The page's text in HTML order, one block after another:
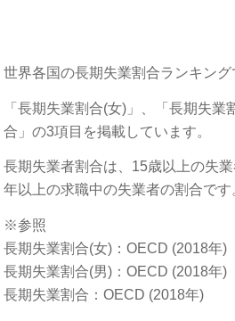
世界各国の長期失業割合ランキング
「長期失業割合(女)」、「長期失業
合」の3項目を掲載しています。
長期失業者割合は、15歳以上の失
年以上の求職中の失業者の割合です
※参照
長期失業割合(女)：OECD (2018年)
長期失業割合(男)：OECD (2018年)
長期失業割合：OECD (2018年)